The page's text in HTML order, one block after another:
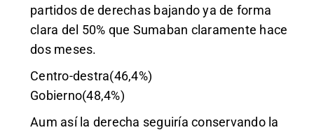
partidos de derechas bajando ya de forma
clara del 50% que Sumaban claramente hace
dos meses.
Centro-destra(46,4%)
Gobierno(48,4%)
Aum así la derecha seguiría conservando la